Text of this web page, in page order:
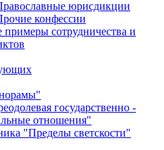
юрисдикции
конфессии
примеры сотрудничества и
государственно -
отношения"
"Пределы светскости"